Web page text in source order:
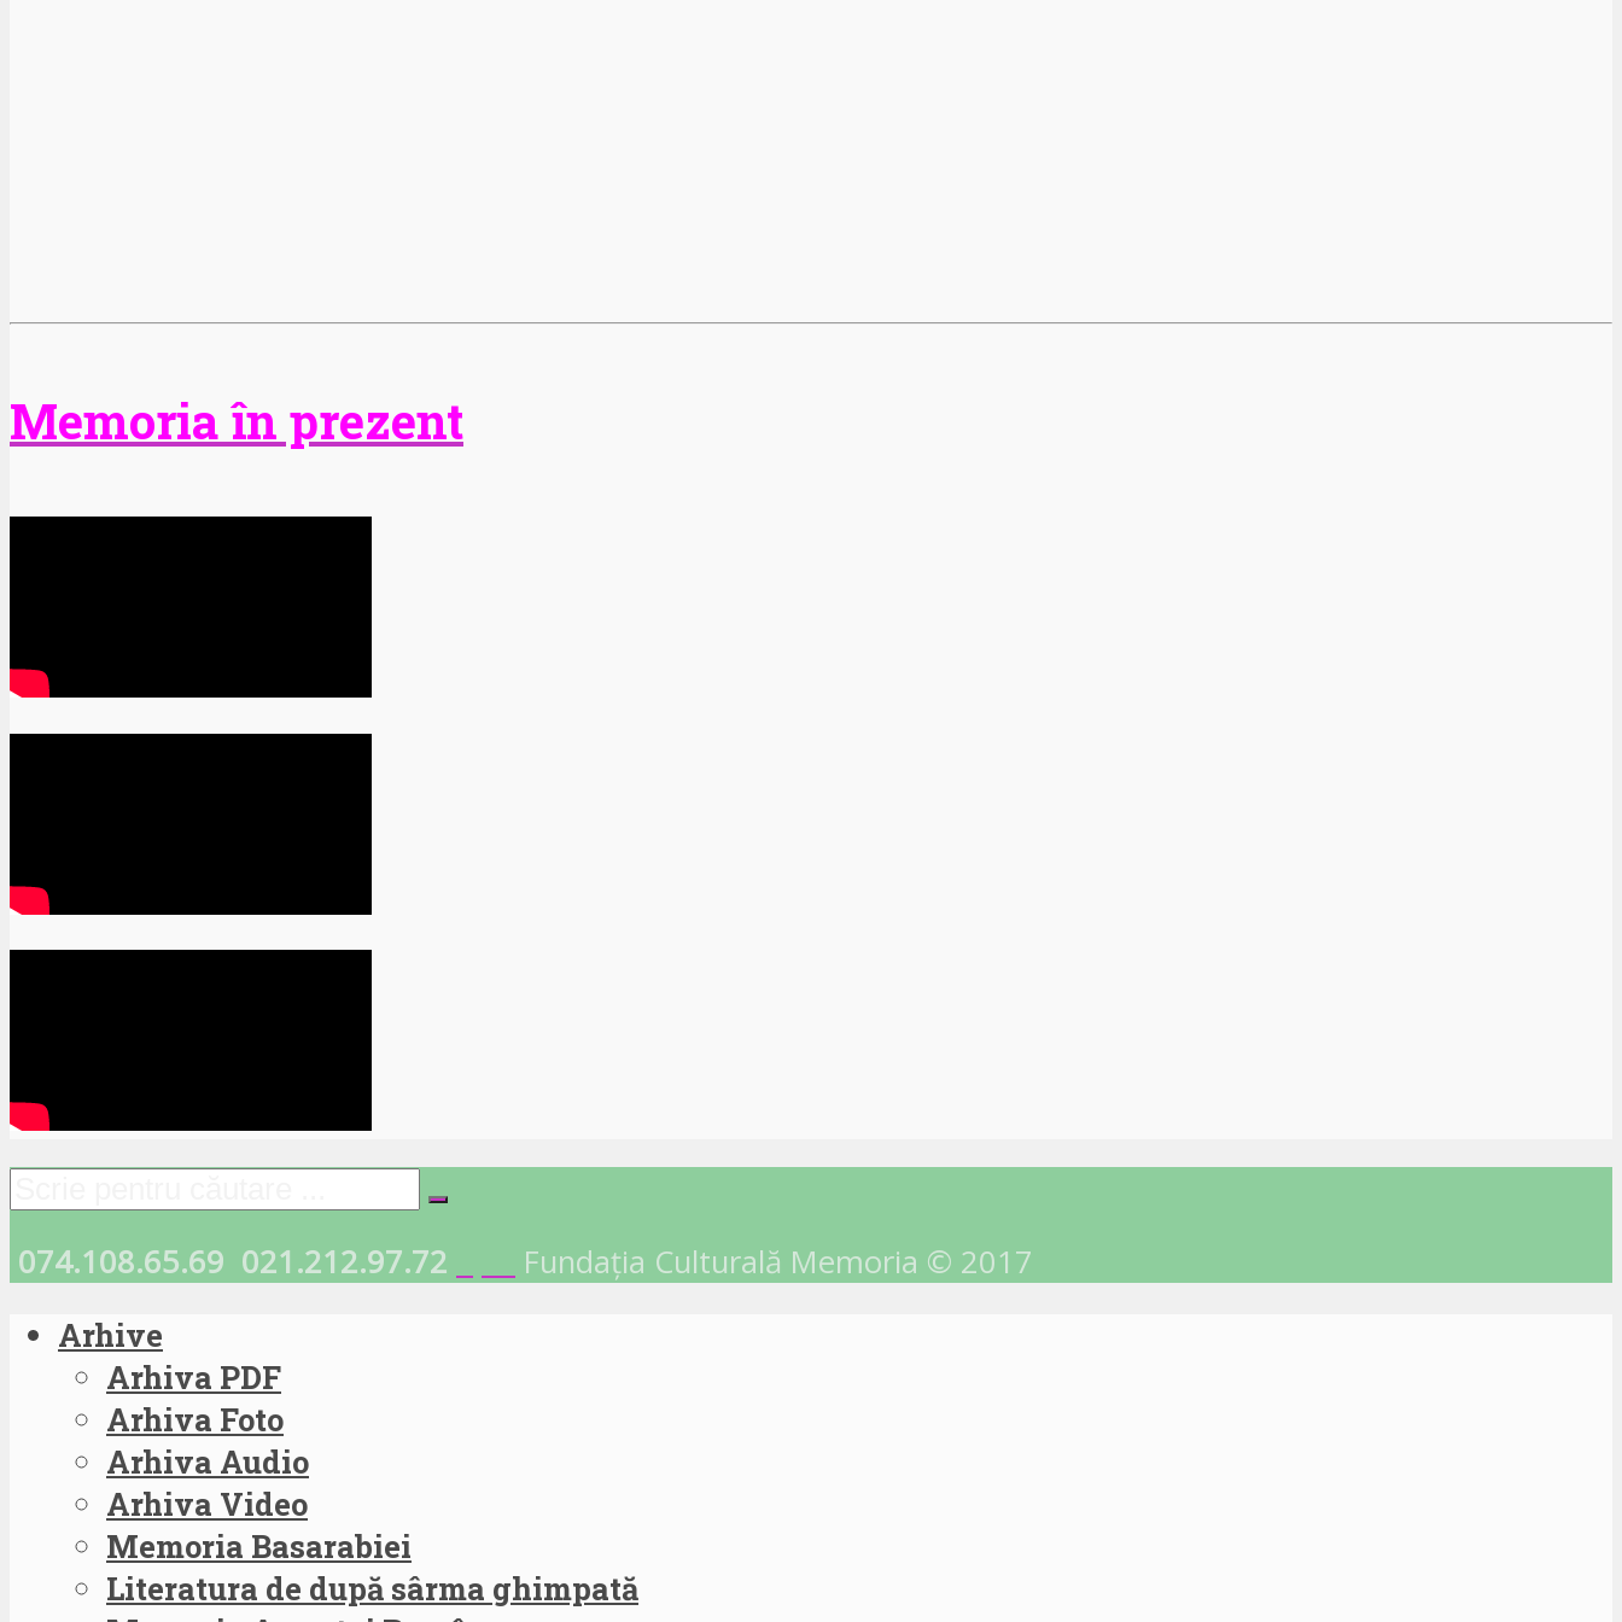
Memoria în prezent
074.108.65.69 021.212.97.72 Fundația Culturală Memoria © 2017
Arhive
Arhiva PDF
Arhiva Foto
Arhiva Audio
Arhiva Video
Memoria Basarabiei
Literatura de după sârma ghimpată